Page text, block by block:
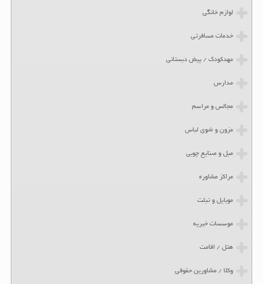
لوازم خانگی
خدمات مسافرتی
مهدکودک / پیش دبستانی
مدارس
مجالس و مراسم
مزون و شوی لباس
مبل و صنایع چوبی
مراکز مشاوره
موبایل و تبلت
موسسات خیریه
هتل / اقامت
وکلا / مشاورین حقوقی